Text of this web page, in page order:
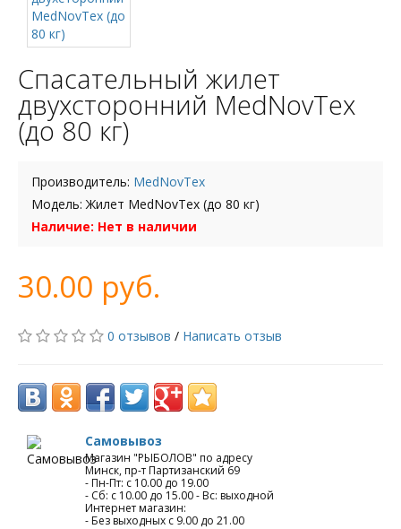
Спасательный жилет
двухсторонний MedNovTex
(до 80 кг)
Производитель: MedNovTex
Модель: Жилет MedNovTex (до 80 кг)
Наличие: Нет в наличии
30.00 руб.
0 отзывов / Написать отзыв
Самовывоз
Магазин "РЫБОЛОВ" по адресу
Минск, пр-т Партизанский 69
- Пн-Пт: с 10.00 до 19.00
- Сб: с 10.00 до 15.00 - Вс: выходной
Интернет магазин:
- Без выходных с 9.00 до 21.00